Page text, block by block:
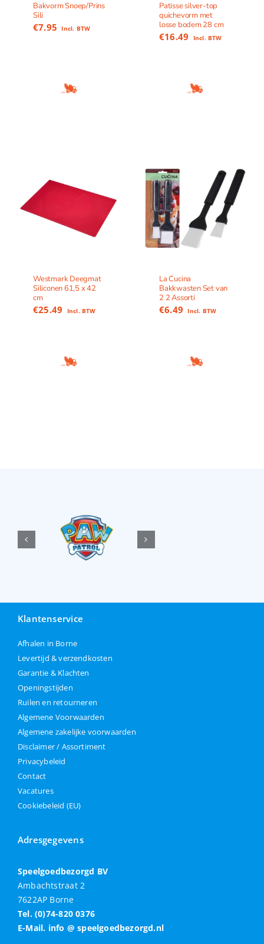
Bakvorm Snoep/Prins
Sili
€7.95 Incl. BTW
Patisse silver-top
quichevorm met
losse bodem 28 cm
€16.49 Incl. BTW
Westmark Deegmat
Siliconen 61,5 x 42
cm
€25.49 Incl. BTW
La Cucina
Bakkwasten Set van
2 2 Assorti
€6.49 Incl. BTW
Klantenservice
Afhalen in Borne
Levertijd & verzendkosten
Garantie & Klachten
Openingstijden
Ruilen en retourneren
Algemene Voorwaarden
Algemene zakelijke voorwaarden
Disclaimer / Assortiment
Privacybeleid
Contact
Vacatures
Cookiebeleid (EU)
Adresgegevens
Speelgoedbezorgd BV
Ambachtstraat 2
7622AP Borne
Tel. (0)74-820 0376
E-Mail. info @ speelgoedbezorgd.nl